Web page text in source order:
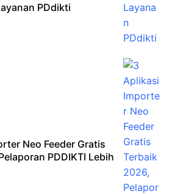
PDdikti
Neo Feeder Gratis
PDDIKTI Lebih